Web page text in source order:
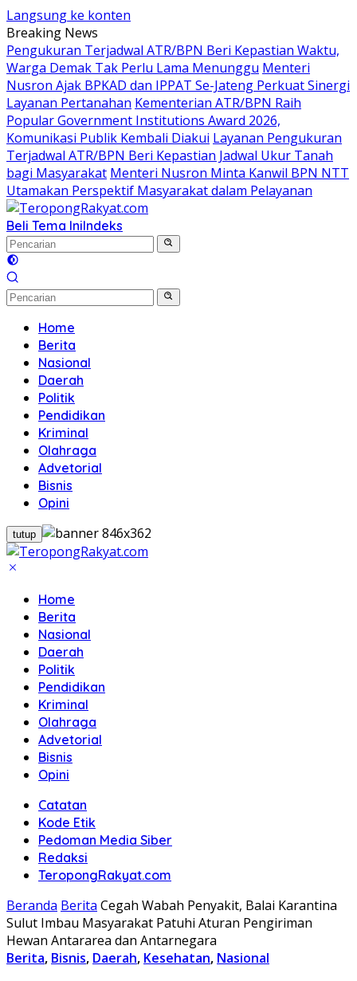
Langsung ke konten
Breaking News
Pengukuran Terjadwal ATR/BPN Beri Kepastian Waktu,
Warga Demak Tak Perlu Lama Menunggu Menteri
Nusron Ajak BPKAD dan IPPAT Se-Jateng Perkuat Sinergi
Layanan Pertanahan Kementerian ATR/BPN Raih
Popular Government Institutions Award 2026,
Komunikasi Publik Kembali Diakui Layanan Pengukuran
Terjadwal ATR/BPN Beri Kepastian Jadwal Ukur Tanah
bagi Masyarakat Menteri Nusron Minta Kanwil BPN NTT
Utamakan Perspektif Masyarakat dalam Pelayanan
Beli Tema IniIndeks
Home
Berita
Nasional
Daerah
Politik
Pendidikan
Kriminal
Olahraga
Advetorial
Bisnis
Opini
tutup
Home
Berita
Nasional
Daerah
Politik
Pendidikan
Kriminal
Olahraga
Advetorial
Bisnis
Opini
Catatan
Kode Etik
Pedoman Media Siber
Redaksi
TeropongRakyat.com
Beranda Berita Cegah Wabah Penyakit, Balai Karantina
Sulut Imbau Masyarakat Patuhi Aturan Pengiriman
Hewan Antararea dan Antarnegara
Berita, Bisnis, Daerah, Kesehatan, Nasional